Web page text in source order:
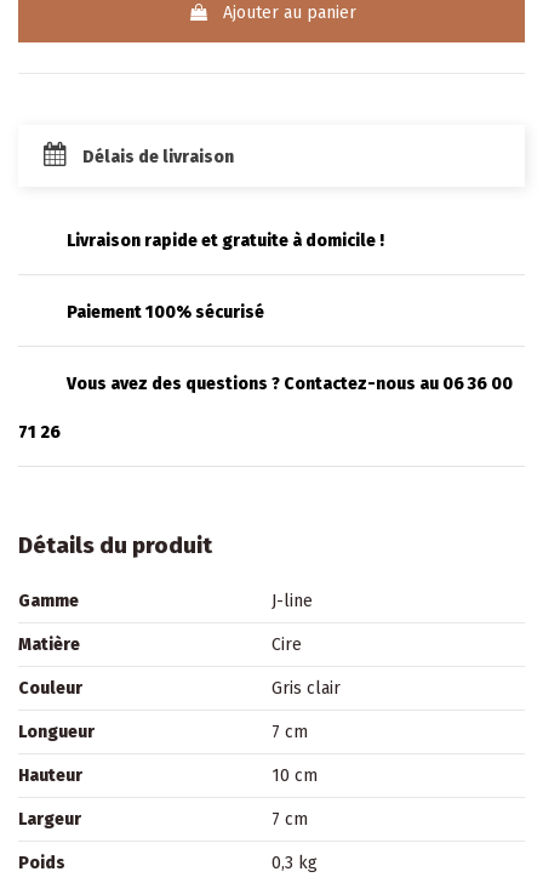
Ajouter au panier
Délais de livraison
Livraison rapide et gratuite à domicile !
Paiement 100% sécurisé
Vous avez des questions ? Contactez-nous au 06 36 00
71 26
Détails du produit
Gamme J-line
Matière Cire
Couleur Gris clair
Longueur 7 cm
Hauteur 10 cm
Largeur 7 cm
Poids 0,3 kg